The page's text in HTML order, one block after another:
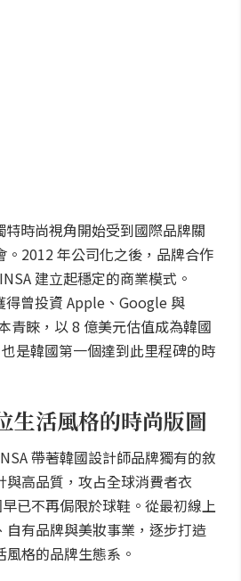
特時尚視角開始受到國際品牌關
。2012 年公司化之後，品牌合作
建立起穩定的商業模式。
得曾投資 Apple、Google 與
青睞，以 8 億美元估值成為韓國
是韓國第一個達到此里程碑的時
生活風格的時尚版圖
帶著韓國設計師品牌獨有的敘
與高品質，攻占全球消費者衣
已不再侷限於球鞋。從最初線上
自有品牌與美妝事業，逐步打造
格的品牌生態系。